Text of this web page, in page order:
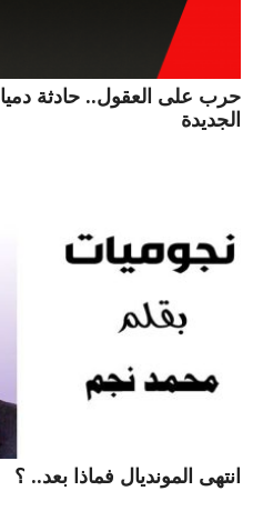
حرب على العقول.. حادثة
الجديدة
انتهى المونديال فماذا بعد.. ؟